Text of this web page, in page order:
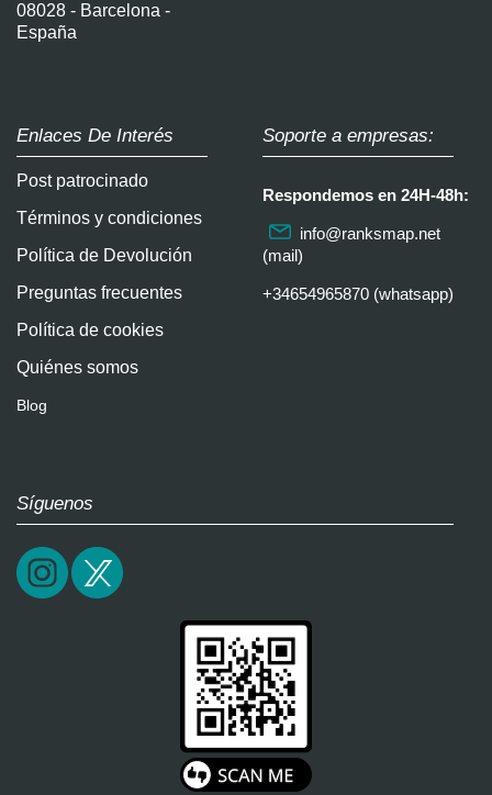
08028 - Barcelona -
España
Enlaces De Interés
Post patrocinado
Términos y condiciones
Política de Devolución
Preguntas frecuentes
Política de cookies
Quiénes somos
Blog
Soporte a empresas:
Respondemos en 24H-48h:
info@ranksmap.net
(mail)
+34654965870 (whatsapp)
Síguenos